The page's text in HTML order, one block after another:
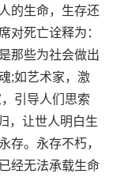
的生命，生存还
对死亡诠释为：
那些为社会做出
;如艺术家，激
引导人们思索
，让世人明白生
存。永存不朽，
经无法承载生命